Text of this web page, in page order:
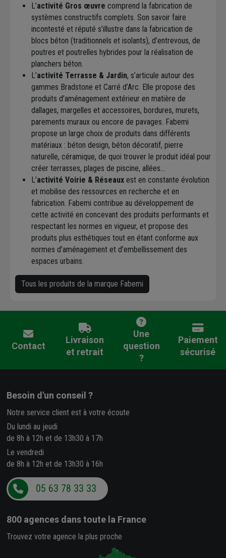
L’activité Gros œuvre comprend la fabrication de
systèmes constructifs complets. Son savoir faire
incontesté et réputé s’illustre dans la fabrication de
blocs béton (traditionnels et isolants), d’entrevous, de
poutres et poutrelles hybrides pour la réalisation de
planchers béton.
L’activité Terrasse & Jardin, s’articule autour des
gammes Bradstone et Carré d’Arc. Elle propose des
produits d’aménagement extérieur en matière de
dallages, margelles et accessoires, bordures, murets,
parements muraux ou encore de pavages. Fabemi
propose un large choix de produits dans différents
matériaux : béton design, béton décoratif, pierre
naturelle, céramique, de quoi trouver le produit idéal pour
créer terrasses, plages de piscine, allées…
L’activité Voirie & Réseaux est en constante évolution
et mobilise des ressources en recherche et en
fabrication. Fabemi contribue au développement de
cette activité en concevant des produits performants et
respectant les normes en vigueur, et propose des
produits plus esthétiques tout en étant conforme aux
normes d’aménagement et d’embellissement des
espaces urbains.
Tous les produits de la marque Fabemi
Contact
Livraison
et retrait
Une
question
?
Paiement
sécurisé
Besoin d'un conseil ?
Notre service client est à votre écoute
Du lundi au jeudi
de 8h à 12h et de 13h30 à 17h
Le vendredi
de 8h à 12h et de 13h30 à 16h
05 63 78 33 33
800 agences dans toute la France
Trouvez votre agence la plus proche